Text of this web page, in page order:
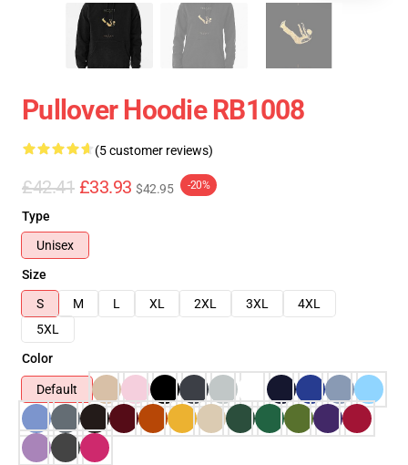
Pullover Hoodie RB1008
(5 customer reviews)
£42.41 £33.93 $42.95 -20%
Type
Unisex
Size
S
M L XL 2XL 3XL
4XL
5XL
Color
Default